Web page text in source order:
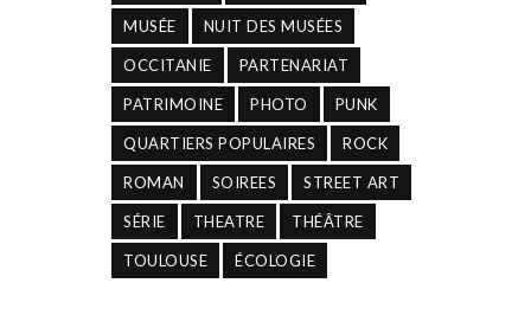
MUSÉE NUIT DES MUSÉES
OCCITANIE PARTENARIAT
PATRIMOINE PHOTO PUNK
QUARTIERS POPULAIRES ROCK
ROMAN SOIREES STREET ART
SÉRIE THEATRE THÉÂTRE
TOULOUSE ÉCOLOGIE